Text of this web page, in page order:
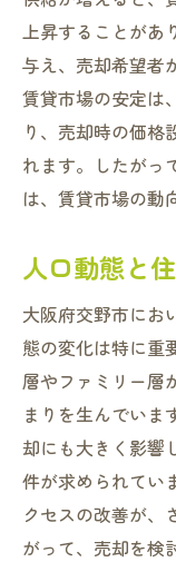
上昇することがあ
与え、売却希望者
賃貸市場の安定は
り、売却時の価格
れます。したがっ
は、賃貸市場の動
人口動態と
大阪府交野市にお
態の変化は特に重
層やファミリー層
まりを生んでいま
却にも大きく影響
件が求められてい
クセスの改善が、
がって、売却を検